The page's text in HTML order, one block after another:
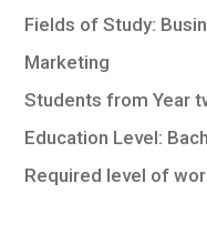
Fields of Study:
Marketing
Students from Year
Education Level:
Required level of